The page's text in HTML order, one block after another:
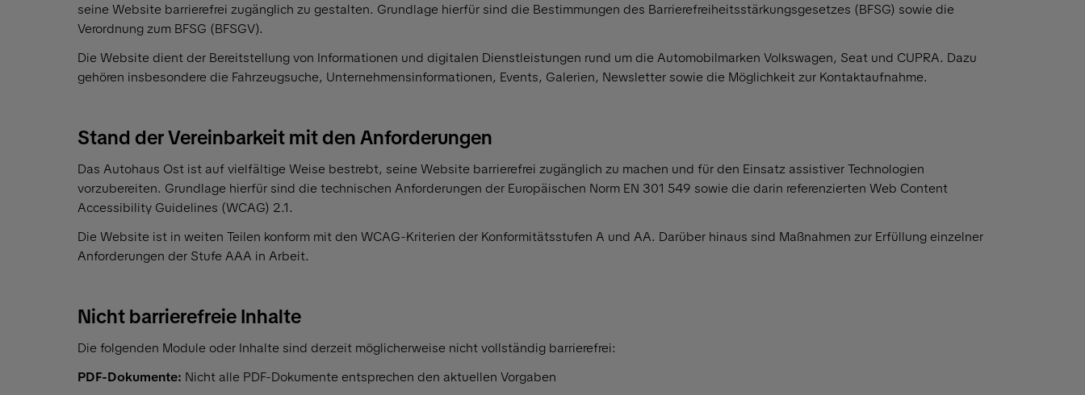
seine Website barrierefrei zugänglich zu gestalten. Grundlage hierfür sind die Bestimmungen des Barrierefreiheitsstärkungsgesetzes (BFSG) sowie die
Verordnung zum BFSG (BFSGV).
Die Website dient der Bereitstellung von Informationen und digitalen Dienstleistungen rund um die Automobilmarken Volkswagen, Seat und CUPRA. Dazu
gehören insbesondere die Fahrzeugsuche, Unternehmensinformationen, Events, Galerien, Newsletter sowie die Möglichkeit zur Kontaktaufnahme.
Stand der Vereinbarkeit mit den Anforderungen
Das Autohaus Ost ist auf vielfältige Weise bestrebt, seine Website barrierefrei zugänglich zu machen und für den Einsatz assistiver Technologien
vorzubereiten. Grundlage hierfür sind die technischen Anforderungen der Europäischen Norm EN 301 549 sowie die darin referenzierten Web Content
Accessibility Guidelines (WCAG) 2.1.
Die Website ist in weiten Teilen konform mit den WCAG-Kriterien der Konformitätsstufen A und AA. Darüber hinaus sind Maßnahmen zur Erfüllung einzelner
Anforderungen der Stufe AAA in Arbeit.
Nicht barrierefreie Inhalte
Die folgenden Module oder Inhalte sind derzeit möglicherweise nicht vollständig barrierefrei:
PDF-Dokumente: Nicht alle PDF-Dokumente entsprechen den aktuellen Vorgaben